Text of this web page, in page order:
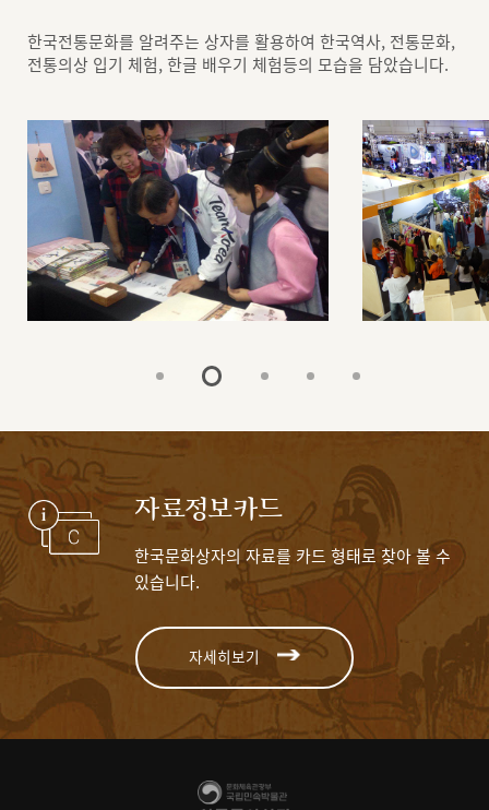
한국전통문화를 알려주는 상자를 활용하여 한국역사, 전통문화,
전통의상 입기 체험, 한글 배우기 체험등의 모습을 담았습니다.
자료정보카드
한국문화상자의 자료를 카드 형태로 찾아 볼 수
있습니다.
자세히보기